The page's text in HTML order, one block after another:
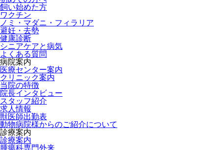
飼い始めた方
ワクチン
ノミ・マダニ・フィラリア
避妊・去勢
健康診断
シニアケアと病気
よくある質問
病院案内
医療センター案内
クリニック案内
当院の特徴
院長インタビュー
スタッフ紹介
求人情報
獣医師出勤表
動物病院様からのご紹介について
診療案内
診療案内
腫瘍科専門外来